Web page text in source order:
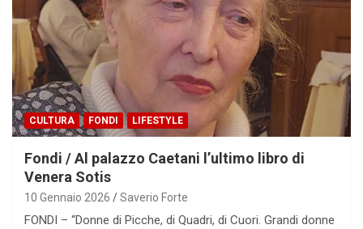
CULTURA FONDI LIFESTYLE
Fondi / Al palazzo Caetani l’ultimo libro di
Venera Sotis
10 Gennaio 2026 Saverio Forte
FONDI – “Donne di Picche, di Quadri, di Cuori. Grandi donne